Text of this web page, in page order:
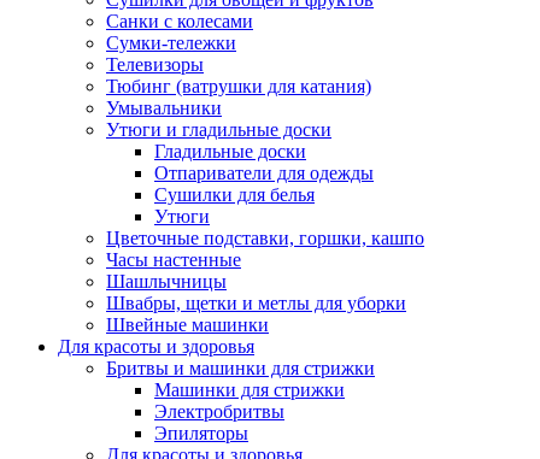
Санки с колесами
Сумки-тележки
Телевизоры
Тюбинг (ватрушки для катания)
Умывальники
Утюги и гладильные доски
Гладильные доски
Отпариватели для одежды
Сушилки для белья
Утюги
Цветочные подставки, горшки, кашпо
Часы настенные
Шашлычницы
Швабры, щетки и метлы для уборки
Швейные машинки
Для красоты и здоровья
Бритвы и машинки для стрижки
Машинки для стрижки
Электробритвы
Эпиляторы
Для красоты и здоровья